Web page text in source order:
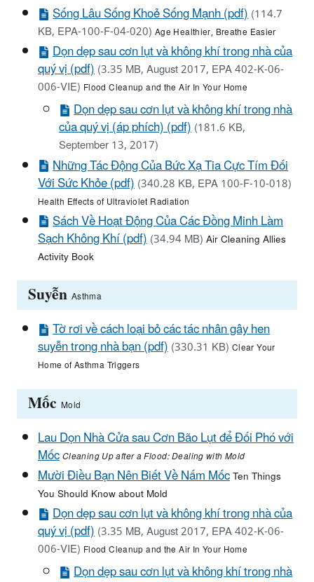
Sống Lâu Sống Khoẻ Sống Mạnh (pdf)(114.7
KB, EPA-100-F-04-020) Age Healthier, Breathe Easier
Dọn dẹp sau cơn lụt và không khí trong nhà của
quý vị (pdf)(3.35 MB, August 2017, EPA 402-K-06-
006-VIE) Flood Cleanup and the Air In Your Home
Dọn dẹp sau cơn lụt và không khí trong nhà
của quý vị (áp phích) (pdf)(181.6 KB,
September 13, 2017)
Những Tác Động Của Bức Xạ Tia Cực Tím Đối
Với Sức Khỏe (pdf)(340.28 KB, EPA 100-F-10-018)
Health Effects of Ultraviolet Radiation
Sách Về Hoạt Động Của Các Đồng Minh Làm
Sạch Không Khí (pdf)(34.94 MB)Air Cleaning Allies
Activity Book
Suyễn Asthma
Tờ rơi về cách loại bỏ các tác nhân gây hen
suyễn trong nhà bạn (pdf)(330.31 KB) Clear Your
Home of Asthma Triggers
Mốc Mold
Lau Dọn Nhà Cửa sau Cơn Bão Lụt để Đối Phó với
MốcCleaning Up after a Flood: Dealing with Mold
Mười Điều Bạn Nên Biết Về Nấm MốcTen Things
You Should Know about Mold
Dọn dẹp sau cơn lụt và không khí trong nhà của
quý vị (pdf)(3.35 MB, August 2017, EPA 402-K-06-
006-VIE) Flood Cleanup and the Air In Your Home
Dọn dẹp sau cơn lụt và không khí trong nhà